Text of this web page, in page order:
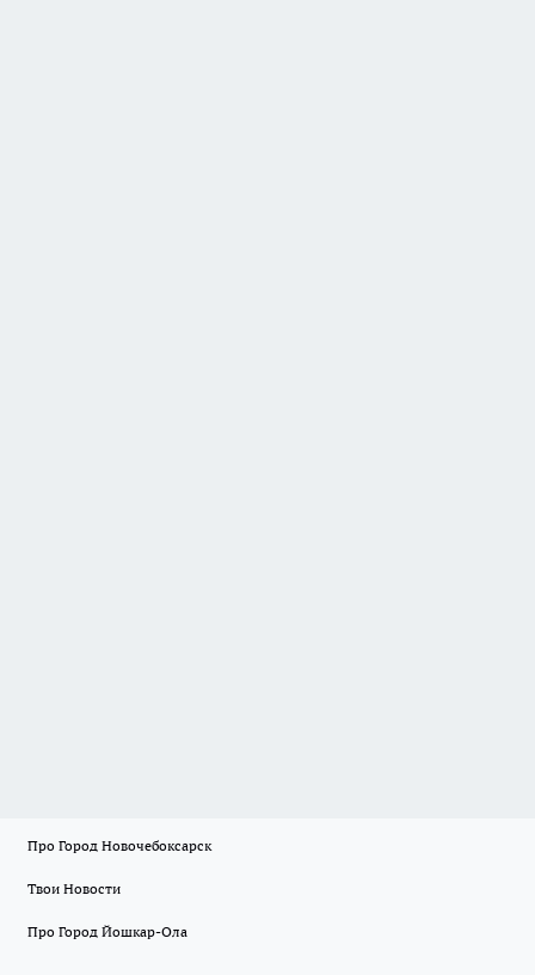
Про Город Новочебоксарск
Твои Новости
Про Город Йошкар-Ола